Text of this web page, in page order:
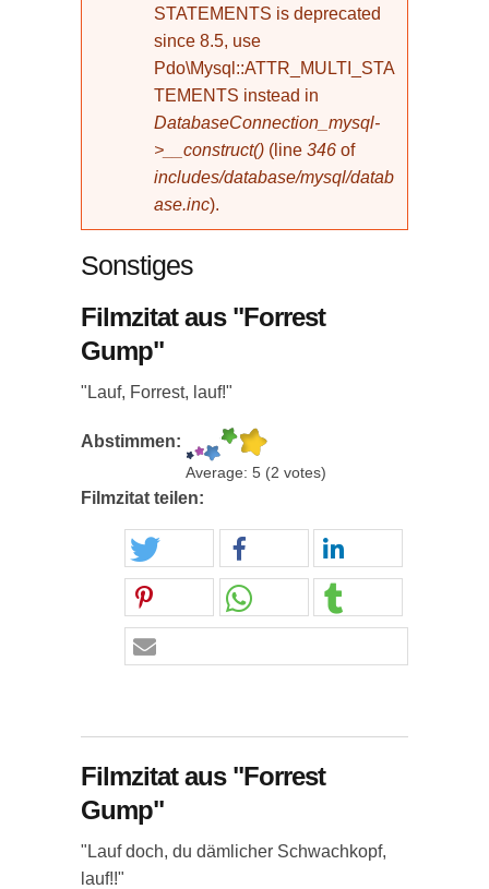
STATEMENTS is deprecated
since 8.5, use
Pdo\Mysql::ATTR_MULTI_STA
TEMENTS instead in
DatabaseConnection_mysql-
>__construct() (line 346 of
includes/database/mysql/datab
ase.inc).
Sonstiges
Filmzitat aus "Forrest
Gump"
"Lauf, Forrest, lauf!"
Abstimmen:
Average: 5 (2 votes)
Filmzitat teilen:
Filmzitat aus "Forrest
Gump"
"Lauf doch, du dämlicher Schwachkopf,
lauf!!"